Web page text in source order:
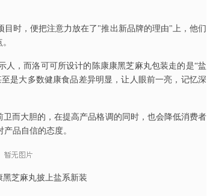
时，便把注意力放在了"推出新品牌的理由"上，他们
人，而洛可可所设计的陈康康黑芝麻丸包装走的是“盐
是大多数健康食品差异明显，让人眼前一亮，记忆深
而大胆的，在提高产品格调的同时，也会降低消费者
品自信的态度。
黑芝麻丸披上盐系新装